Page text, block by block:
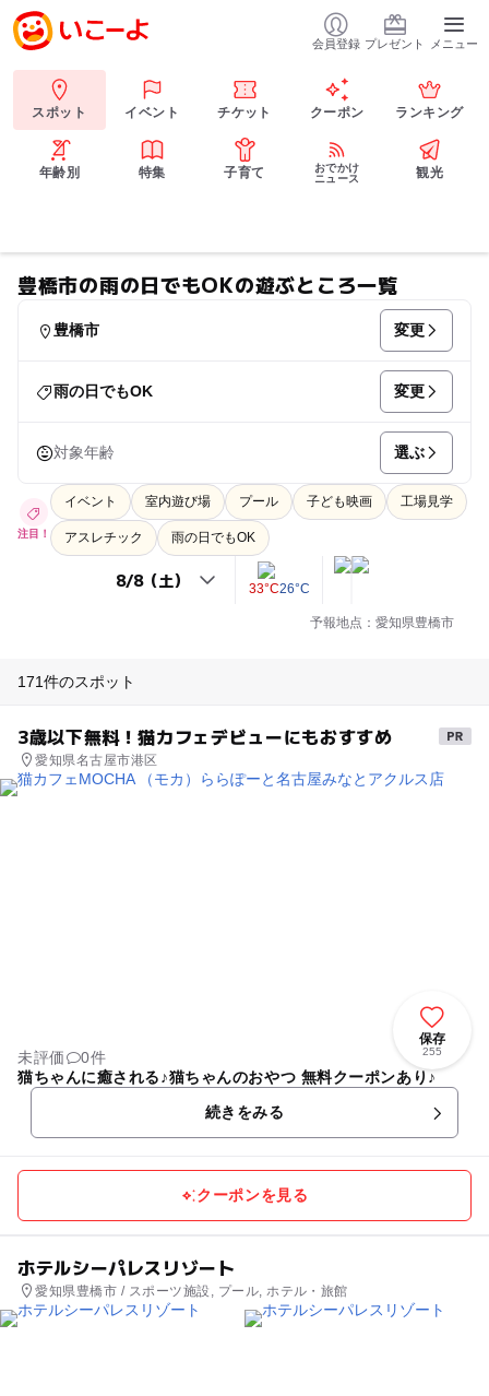
会員登録 プレゼント メニュー
スポット イベント チケット クーポン ランキング
年齢別 特集 子育て
おでかけ
ニュース
観光
豊橋市の雨の日でもOKの遊ぶところ一覧
豊橋市 変更
雨の日でもOK 変更
対象年齢 選ぶ
注目！
イベント 室内遊び場 プール 子ども映画 工場見学
アスレチック 雨の日でもOK
33°C26°C
予報地点：愛知県豊橋市
171件のスポット
3歳以下無料！猫カフェデビューにもおすすめ
愛知県名古屋市港区
保存
255
未評価
0件
猫ちゃんに癒される♪猫ちゃんのおやつ 無料クーポンあり♪
続きをみる
クーポンを見る
ホテルシーパレスリゾート
愛知県豊橋市 / スポーツ施設, プール, ホテル・旅館